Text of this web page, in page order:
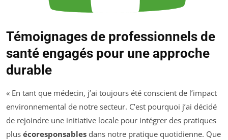
Témoignages de professionnels de
santé engagés pour une approche
durable
« En tant que médecin, j’ai toujours été conscient de l’impact
environnemental de notre secteur. C’est pourquoi j’ai décidé
de rejoindre une initiative locale pour intégrer des pratiques
plus écoresponsables dans notre pratique quotidienne. Que